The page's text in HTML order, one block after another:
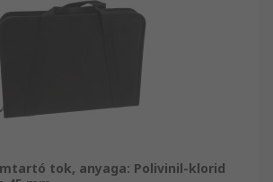
tok, anyaga: Polivinil-klorid